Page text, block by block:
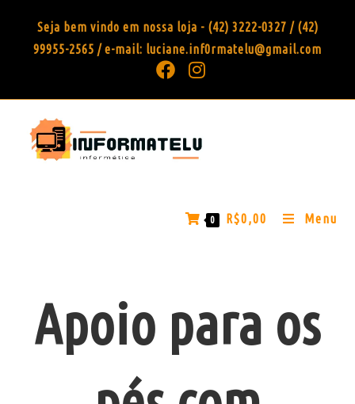
Seja bem vindo em nossa loja - (42) 3222-0327 / (42)
99955-2565 / e-mail: luciane.inf0rmatelu@gmail.com
0 R$0,00 Menu
Apoio para os